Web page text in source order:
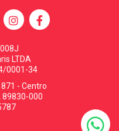
LTDA
0001-34
- Centro
89830-000